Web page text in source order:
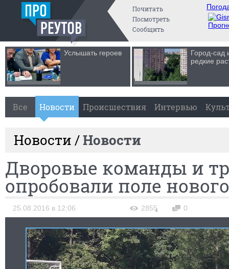
Почитать
Посмотреть
Сообщить
Услышать героев
Город-сад
редкие
Все Новости Происшествия Интервью
Новости /Новости
Дворовые команды и
опробовали поле
25.08.2016 в 12:06 2855 0